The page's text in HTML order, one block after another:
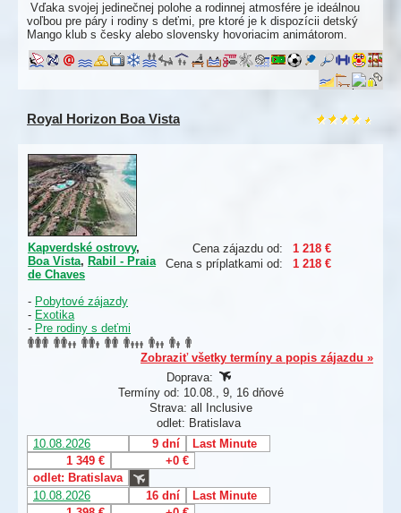
Vďaka svojej jedinečnej polohe a rodinnej atmosfére je ideálnou
voľbou pre páry i rodiny s deťmi, pre ktoré je k dispozícii detský
Mango klub s česky alebo slovensky hovoriacim animátorom.
Royal Horizon Boa Vista
Cena zájazdu od:
1 218 €
Cena s príplatkami od:
1 218 €
Kapverdské ostrovy,
Boa Vista, Rabil - Praia
de Chaves
- Pobytové zájazdy
- Exotika
- Pre rodiny s deťmi
Zobraziť všetky termíny a popis zájazdu »
Doprava:
Termíny od: 10.08., 9, 16 dňové
Strava: all Inclusive
odlet: Bratislava
10.08.2026
9 dní
Last Minute
1 349 €
+0 €
odlet: Bratislava
10.08.2026
16 dní
Last Minute